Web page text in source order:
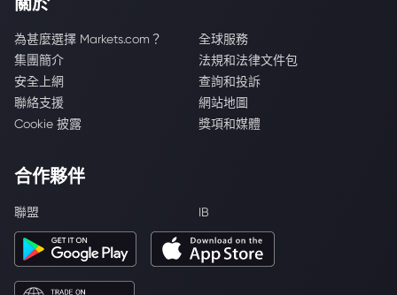
為甚麼選擇 Markets.com？
全球服務
集團簡介
法規和法律文件包
安全上網
查詢和投訴
聯絡支援
網站地圖
Cookie 披露
獎項和媒體
合作夥伴
聯盟 IB